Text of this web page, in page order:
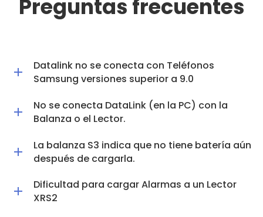
Preguntas frecuentes
Datalink no se conecta con Teléfonos
Samsung versiones superior a 9.0
No se conecta DataLink (en la PC) con la
Balanza o el Lector.
La balanza S3 indica que no tiene batería aún
después de cargarla.
Dificultad para cargar Alarmas a un Lector
XRS2